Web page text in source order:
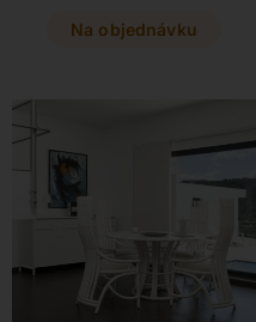
prvotřídní španělské látky,
Na objednávku